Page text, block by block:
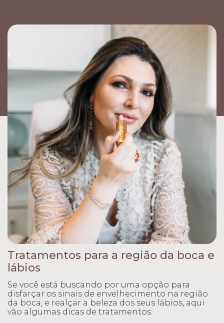
Voltar
Tratamentos para a região da boca e
lábios
Se você está buscando por uma opção para
disfarçar os sinais de envelhecimento na região
da boca, e realçar a beleza dos seus lábios, aqui
vão algumas dicas de tratamentos: